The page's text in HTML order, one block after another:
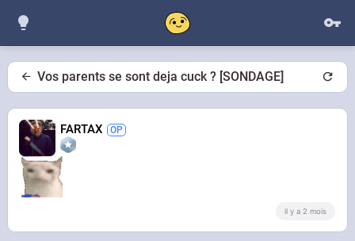
Vos parents se sont deja cuck ? [SONDAGE]
FARTAX
il y a 2 mois